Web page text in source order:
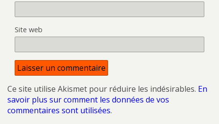
Site web
Ce site utilise Akismet pour réduire les indésirables. En
savoir plus sur comment les données de vos
commentaires sont utilisées.